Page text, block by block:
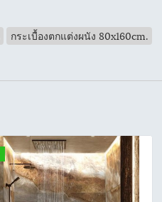
กระเบื้องตกแต่งผนัง 80x160cm.